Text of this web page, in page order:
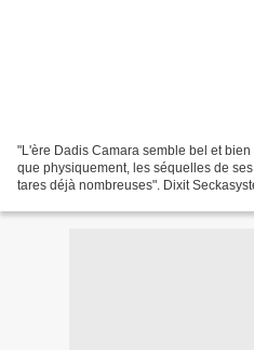
"L'ère Dadis Camara semble bel et
que physiquement, les séquelles de
tares déjà nombreuses". Dixit